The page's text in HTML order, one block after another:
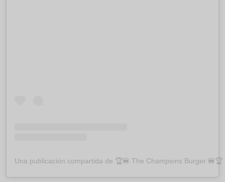
Una publicación compartida de 🏆🍔 The Champions Burger